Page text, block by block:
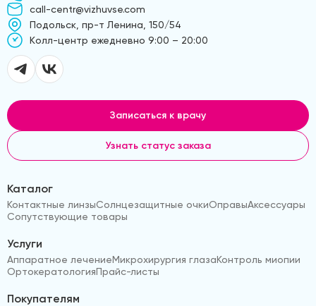
call-centr@vizhuvse.com
Подольск, пр-т Ленина, 150/54
Kолл-центр ежедневно 9:00 – 20:00
Записаться к врачу
Узнать статус заказа
Каталог
Контактные линзыСолнцезащитные очкиОправыАксессуары
Сопутствующие товары
Услуги
Аппаратное лечениеМикрохирургия глазаКонтроль миопии
ОртокератологияПрайс-листы
Покупателям